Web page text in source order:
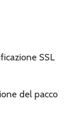
SSL
del pacco